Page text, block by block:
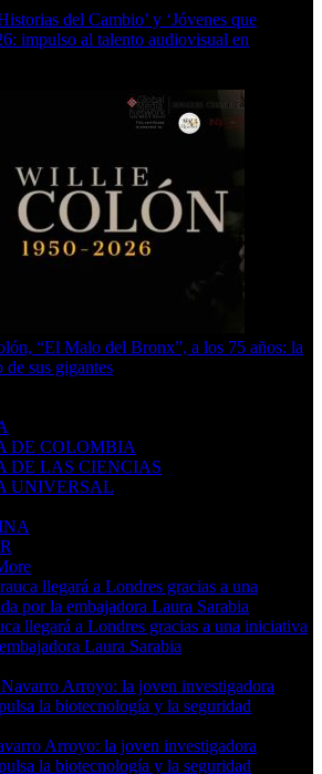
del Cambio’ y ‘Jóvenes que
impulso al talento audiovisual en
“El Malo del Bronx”, a los 75 años: la
de sus gigantes
DE COLOMBIA
DE LAS CIENCIAS
UNIVERSAL
llegará a Londres gracias a una iniciativa
Laura Sarabia
Arroyo: la joven investigadora
la biotecnología y la seguridad